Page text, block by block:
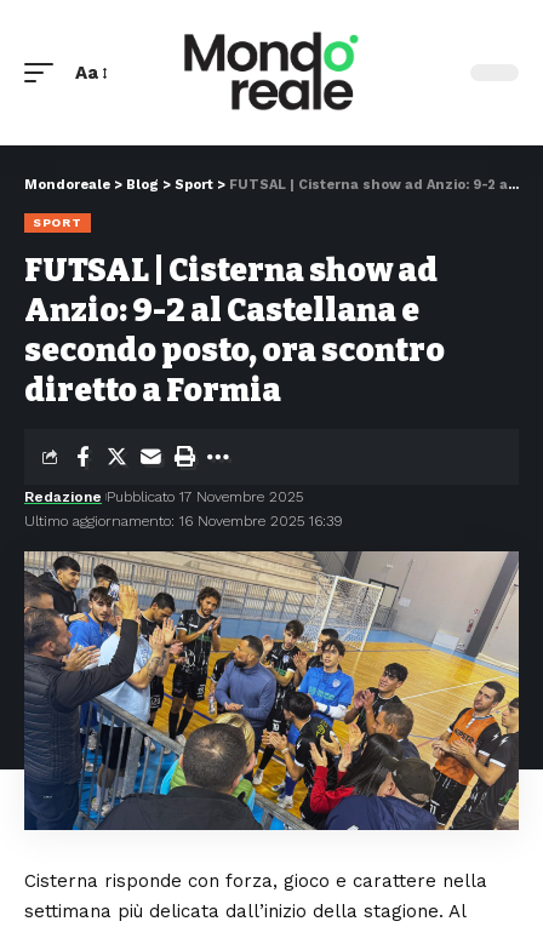
Aa
Mondoreale > Blog > Sport > FUTSAL | Cisterna show ad Anzio: 9-2 al Castellana e secondo posto, ora scontro diretto a Formia
SPORT
FUTSAL | Cisterna show ad
Anzio: 9-2 al Castellana e
secondo posto, ora scontro
diretto a Formia
Ultimo aggiornamento: 16 Novembre 2025 16:39
Redazione Pubblicato 17 Novembre 2025
Cisterna risponde con forza, gioco e carattere nella
settimana più delicata dall’inizio della stagione. Al